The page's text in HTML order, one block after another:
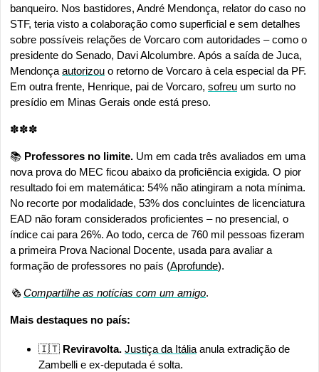
banqueiro. Nos bastidores, André Mendonça, relator do caso no
STF, teria visto a colaboração como superficial e sem detalhes
sobre possíveis relações de Vorcaro com autoridades – como o
presidente do Senado, Davi Alcolumbre. Após a saída de Juca,
Mendonça autorizou o retorno de Vorcaro à cela especial da PF.
Em outra frente, Henrique, pai de Vorcaro, sofreu um surto no
presídio em Minas Gerais onde está preso.
✽✽✽
📚 Professores no limite. Um em cada três avaliados em uma
nova prova do MEC ficou abaixo da proficiência exigida. O pior
resultado foi em matemática: 54% não atingiram a nota mínima.
No recorte por modalidade, 53% dos concluintes de licenciatura
EAD não foram considerados proficientes – no presencial, o
índice cai para 26%. Ao todo, cerca de 760 mil pessoas fizeram
a primeira Prova Nacional Docente, usada para avaliar a
formação de professores no país (Aprofunde).
🗞️ Compartilhe as notícias com um amigo.
Mais destaques no país:
🇮🇹 Reviravolta. Justiça da Itália anula extradição de
Zambelli e ex-deputada é solta.